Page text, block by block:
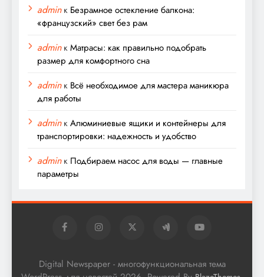
adminк Безрамное остекление балкона:
«французский» свет без рам
adminкМатрасы: как правильно подобрать
размер для комфортного сна
adminк Всё необходимое для мастера маникюра
для работы
adminкАлюминиевые ящики и контейнеры для
транспортировки: надежность и удобство
adminк Подбираем насос для воды — главные
параметры
Digital Newspaper - многофункциональная тема